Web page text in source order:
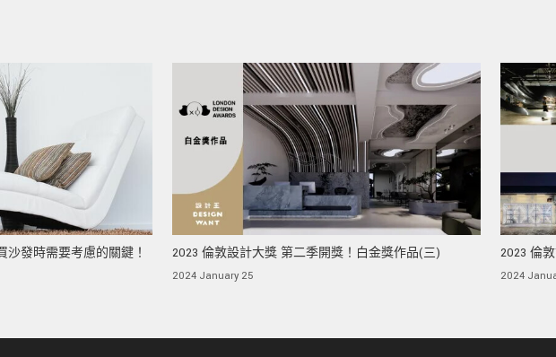
沙發時需要考慮的關鍵！ 2023 倫敦設計大獎 第二季開獎！白金獎作品(三)
2024 January 25
2023 倫
2024